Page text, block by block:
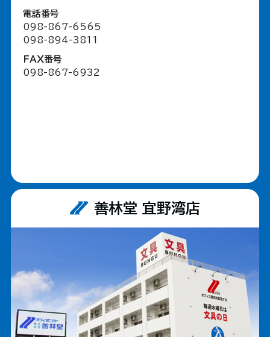
電話番号
098-867-6565
098-894-3811
FAX番号
098-867-6932
善林堂 宜野湾店